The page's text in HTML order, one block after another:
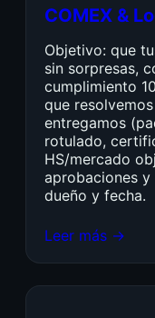
COMEX &
Objetivo: que
sin sorpresas,
cumplimiento
que
entregamos
rotulado,
HS/mercado
aprobaciones
dueño y fecha.
Leer más →